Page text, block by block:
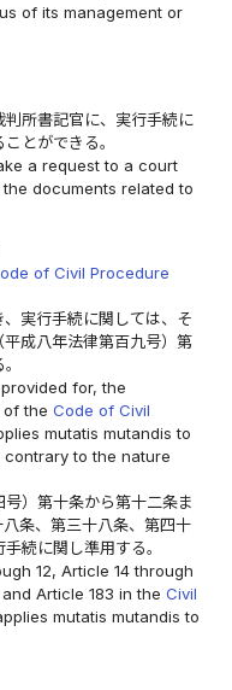
of its management or
所書記官に、実行手続に
とができる。
a request to a court
documents related to
of Civil Procedure
実行手続に関しては、そ
（平成八年法律第百九号）第
for, the
of theCode of Civil
mutatis mutandis to
to the nature
号）第十条から第十二条ま
条、第三十八条、第四十
続に関し準用する。
12, Article 14 through
Article 183 in theCivil
mutatis mutandis to